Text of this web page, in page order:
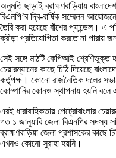
অনুমতি ছাড়াই ব্রাহ্মণবাড়িয়ায়
বিএনপি’র দ্বি-বার্ষিক সম্মেলন
তৈরি করা হয়েছে বাঁশের প্যান্ডেল। এ
ক্রীড়া প্রতিযোগিতা করতে না পারায়
সেই সঙ্গে মাঠটি কেপিআই শ্রেণিভুক্ত
চেয়ারম্যানের কাছে চিঠি দিয়েছে
কর্তৃপক্ষ। কোনো রাজনৈতিক দলের
কোম্পানির কোনও স্থাপনায় হয়নি
এরই ধারাবাহিকতায় পেট্রোবাংলার
গত ১ জানুয়ারি জেলা বিএনপির সদস্য
ব্রাহ্মণবাড়িয়া জেলা প্রশাসকের কাছে
এখনও কোনো সুরাহা হয়নি।